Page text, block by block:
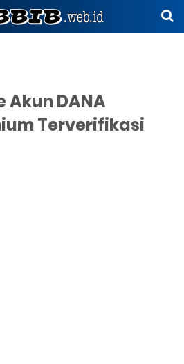
Akun DANA
Terverifikasi